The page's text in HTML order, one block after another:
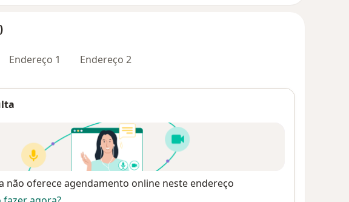
Endereço 1 Endereço 2
não oferece agendamento online neste endereço